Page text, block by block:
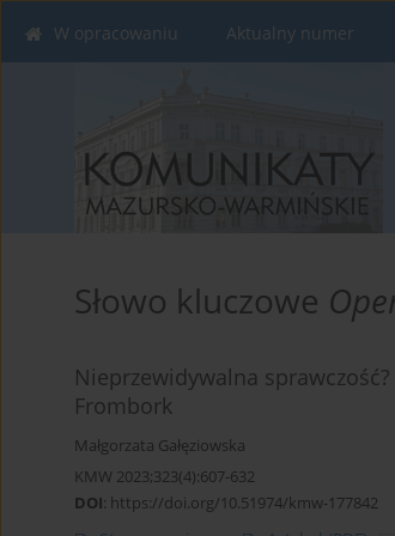
W opracowaniu Aktualny numer
Słowo kluczowe
Nieprzewidywalna
Frombork
Małgorzata Gałęziowska
KMW 2023;323(4):607-632
DOI: https://doi.org/10.51974/kmw-177842